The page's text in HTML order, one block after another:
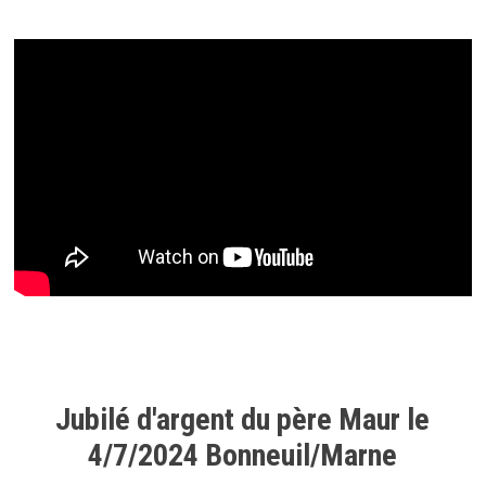
Jubilé d'argent du père Maur le
4/7/2024 Bonneuil/Marne